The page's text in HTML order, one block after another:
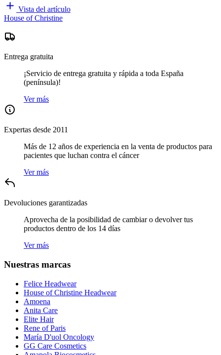
Vista del artículo
House of Christine
Entrega gratuita
¡Servicio de entrega gratuita y rápida a toda España
(península)!
Ver más
Expertas desde 2011
Más de 12 años de experiencia en la venta de productos para
pacientes que luchan contra el cáncer
Ver más
Devoluciones garantizadas
Aprovecha de la posibilidad de cambiar o devolver tus
productos dentro de los 14 días
Ver más
Nuestras marcas
Felice Headwear
House of Christine Headwear
Amoena
Anita Care
Elite Hair
Rene of Paris
María D'uol Oncology
GG Care Cosmetics